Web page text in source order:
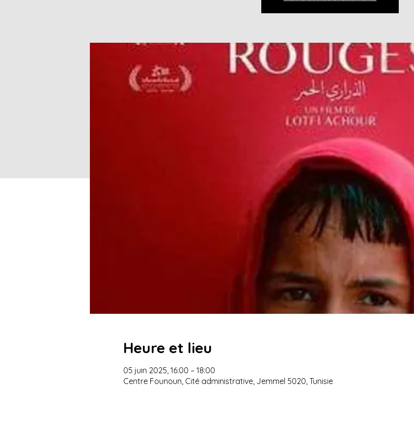
Heure et lieu
05 juin 2025, 16:00 – 18:00
Centre Founoun, Cité administrative, Jemmel 5020, Tunisie